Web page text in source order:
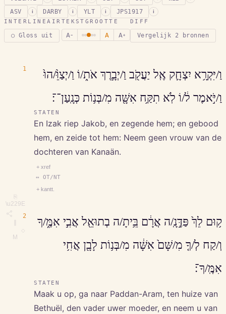
ASV i DARBY i YLT i JPS1917 i
INTERLINEAIR
○ Gloss uit
TEKSTGROOTTE
A − A A +
DIFF
Vergelijk 2 bronnen
1
⎘
\u229E
M
וַ/יִּקְרָ֥א יִצְחָ֛ק אֶֽל יַעֲקֹ֖ב וַ/יְבָ֣רֶךְ אֹת֑/וֹ וַ/יְצַוֵּ֨/הוּ֙
וַ/יֹּ֣אמֶר ל֔/וֹ לֹֽא תִקַּ֥ח אִשָּׁ֖ה מִ/בְּנ֥וֹת כְּנָֽעַן־־׃
STATEN
En Izak riep Jakob, en zegende hem; en gebood
hem, en zeide tot hem: Neem geen vrouw van de
dochteren van Kanaän.
+ xref
↔ OT/NT
+ kantt.
2
ק֥וּם לֵךְ֙ פַּדֶּ֣נָֽ/ה אֲרָ֔ם בֵּ֥יתָ/ה בְתוּאֵ֖ל אֲבִ֣י אִמֶּ֑/ךָ
וְ/קַח לְ/ךָ֤ מִ/שָּׁם֙ אִשָּׁ֔ה מִ/בְּנ֥וֹת לָבָ֖ן אֲחִ֥י
אִמֶּֽ/ךָ־׃
STATEN
Maak u op, ga naar Paddan-Aram, ten huize van
Bethuël, den vader uwer moeder, en neem u van